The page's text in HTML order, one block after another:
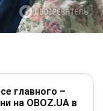
главного –
на OBOZ.UA в